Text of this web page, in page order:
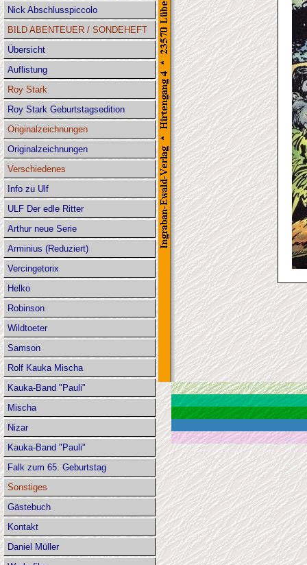
Nick Abschlusspiccolo
BILD ABENTEUER / SONDEHEFT
Übersicht
Auflistung
Roy Stark
Roy Stark Geburtstagsedition
Originalzeichnungen
Originalzeichnungen
Verschiedenes
Info zu Ulf
ULF Der edle Ritter
Arthur neue Serie
Arminius (Reduziert)
Vercingetorix
Helko
Robinson
Wildtoeter
Samson
Rolf Kauka Mischa
Kauka-Band "Pauli"
Mischa
Nizar
Kauka-Band "Pauli"
Falk zum 65. Geburtstag
Sonstiges
Gästebuch
Kontakt
Daniel Müller